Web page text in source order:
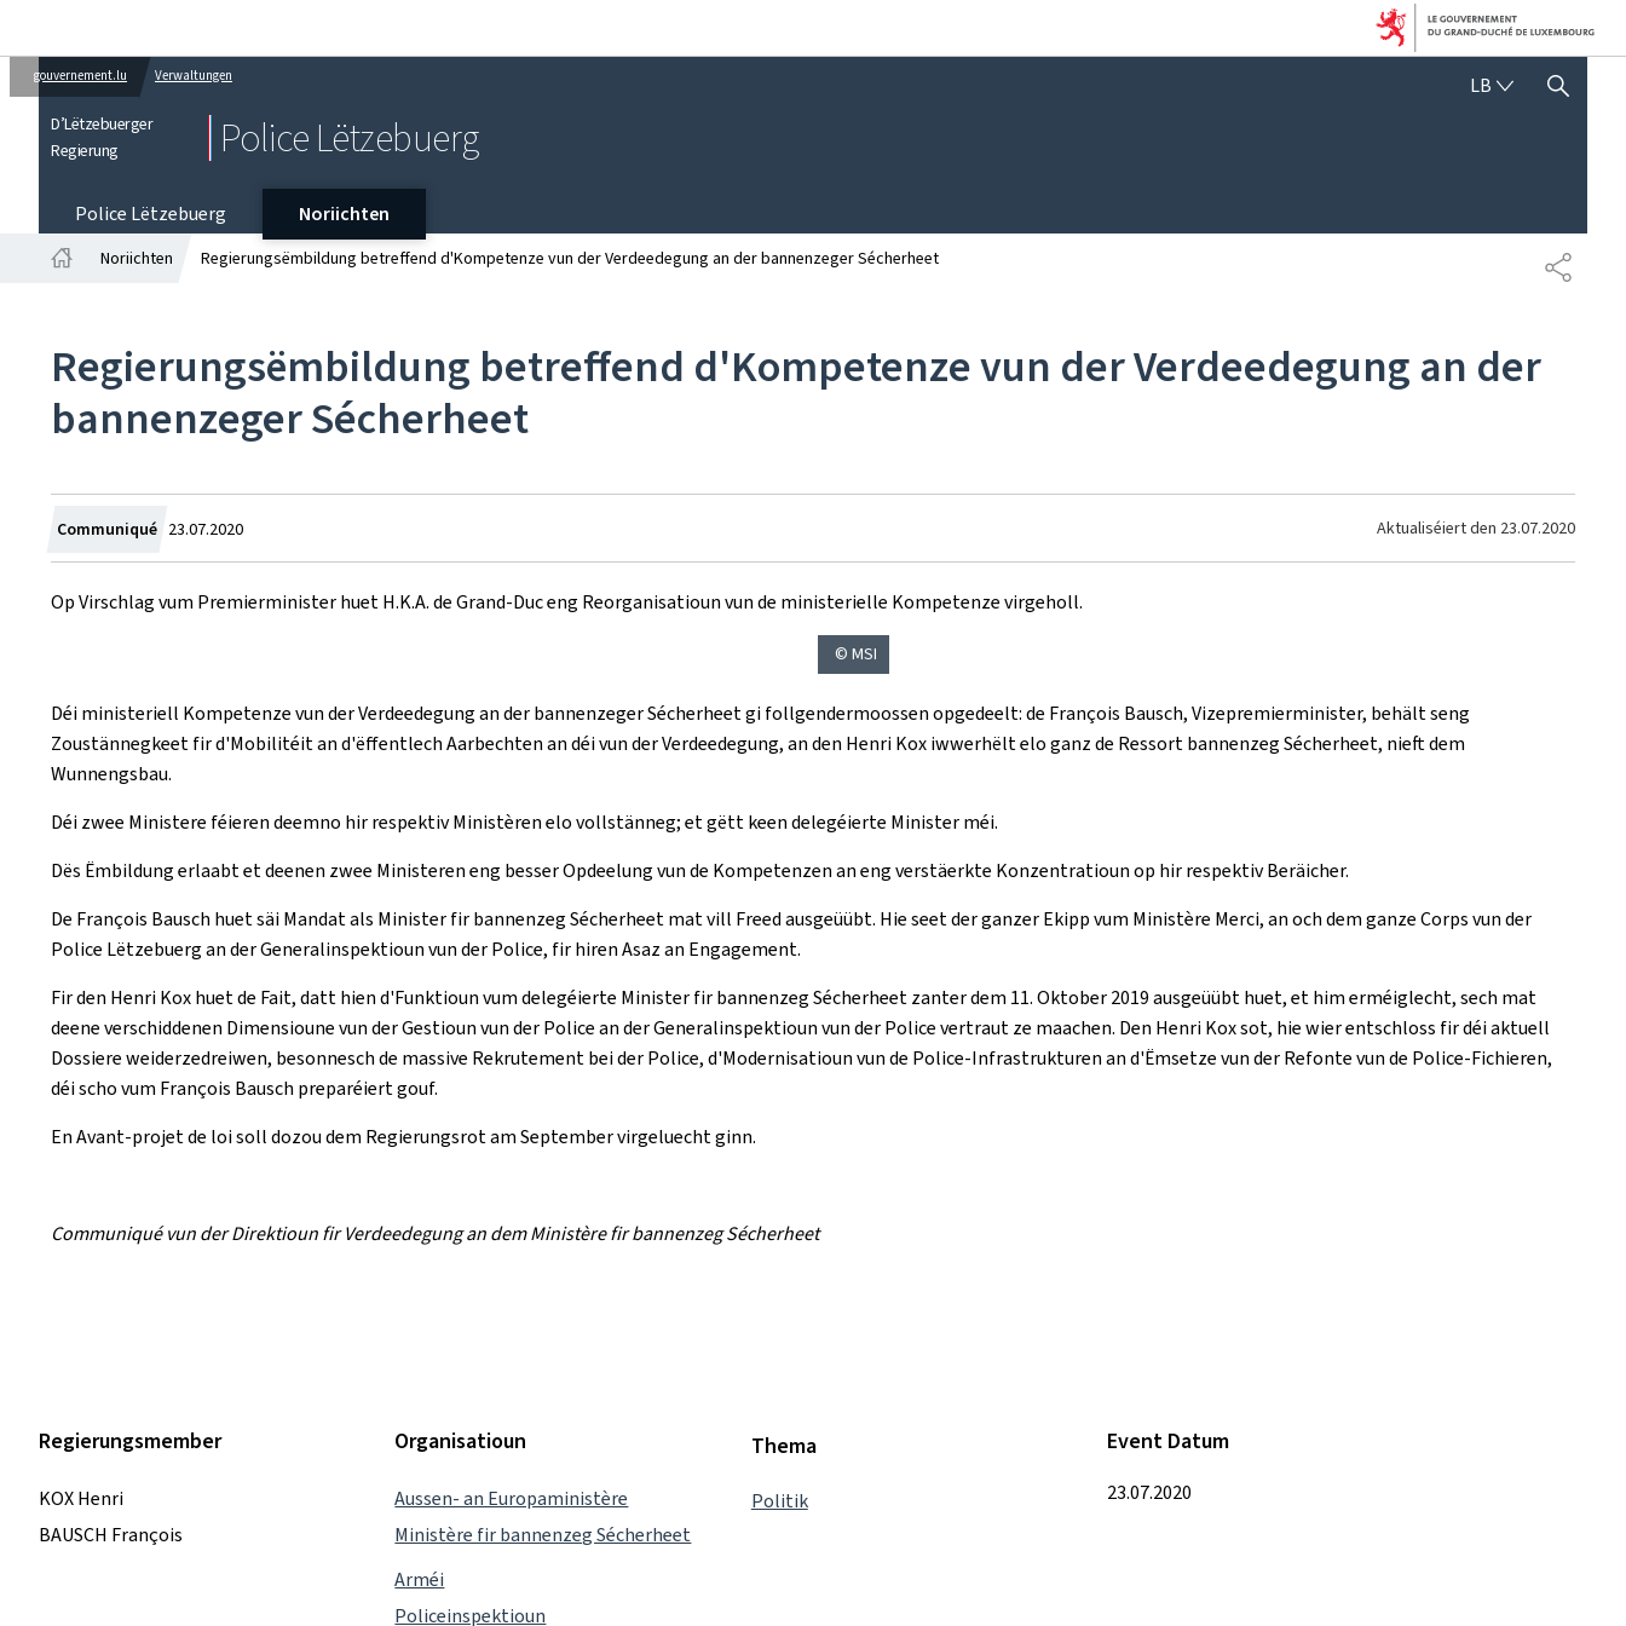
gouvernement.lu Verwaltungen
D’Lëtzebuerger
Regierung
Police Lëtzebuerg
LB SHOW HIDE SEARCH
Police Lëtzebuerg
Noriichten
Noriichten Regierungsëmbildung betreffend d'Kompetenze vun der Verdeedegung an der bannenzeger Sécherheet
Regierungsëmbildung betreffend d'Kompetenze vun der Verdeedegung an der
bannenzeger Sécherheet
Communiqué Created
on
23.07.2020 Aktualiséiert den 23.07.2020
Op Virschlag vum Premierminister huet H.K.A. de Grand-Duc eng Reorganisatioun vun de ministerielle Kompetenze virgeholl.
© MSI
Déi ministeriell Kompetenze vun der Verdeedegung an der bannenzeger Sécherheet gi follgendermoossen opgedeelt: de François Bausch, Vizepremierminister, behält seng
Zoustännegkeet fir d'Mobilitéit an d'ëffentlech Aarbechten an déi vun der Verdeedegung, an den Henri Kox iwwerhëlt elo ganz de Ressort bannenzeg Sécherheet, nieft dem
Wunnengsbau.
Déi zwee Ministere féieren deemno hir respektiv Ministèren elo vollstänneg; et gëtt keen delegéierte Minister méi.
Dës Ëmbildung erlaabt et deenen zwee Ministeren eng besser Opdeelung vun de Kompetenzen an eng verstäerkte Konzentratioun op hir respektiv Beräicher.
De François Bausch huet säi Mandat als Minister fir bannenzeg Sécherheet mat vill Freed ausgeüübt. Hie seet der ganzer Ekipp vum Ministère Merci, an och dem ganze Corps vun der
Police Lëtzebuerg an der Generalinspektioun vun der Police, fir hiren Asaz an Engagement.
Fir den Henri Kox huet de Fait, datt hien d'Funktioun vum delegéierte Minister fir bannenzeg Sécherheet zanter dem 11. Oktober 2019 ausgeüübt huet, et him erméiglecht, sech mat
deene verschiddenen Dimensioune vun der Gestioun vun der Police an der Generalinspektioun vun der Police vertraut ze maachen. Den Henri Kox sot, hie wier entschloss fir déi aktuell
Dossiere weiderzedreiwen, besonnesch de massive Rekrutement bei der Police, d'Modernisatioun vun de Police-Infrastrukturen an d'Ëmsetze vun der Refonte vun de Police-Fichieren,
déi scho vum François Bausch preparéiert gouf.
En Avant-projet de loi soll dozou dem Regierungsrot am September virgeluecht ginn.
Communiqué vun der Direktioun fir Verdeedegung an dem Ministère fir bannenzeg Sécherheet
Regierungsmember
KOX Henri
BAUSCH François
Organisatioun
Aussen- an Europaministère
Ministère fir bannenzeg Sécherheet
Arméi
Policeinspektioun
Thema
Politik
Event Datum
23.07.2020